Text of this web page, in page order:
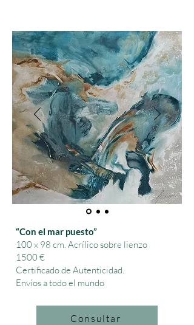
“Con el mar puesto”
100 x 98 cm. Acrílico sobre lienzo
1500 €
Certificado de Autenticidad.
Envíos a todo el mundo
Consultar